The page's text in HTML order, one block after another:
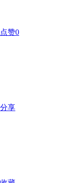
点赞0
分享